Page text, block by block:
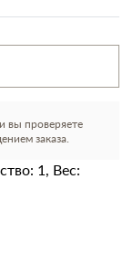
вы проверяете
заказа.
1, Вес: